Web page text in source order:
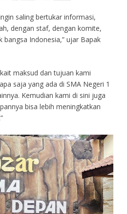
saling bertukar informasi,
dengan staf, dengan komite,
Indonesia,” ujar Bapak
maksud dan tujuan kami
saja yang ada di SMA Negeri 1
Kemudian kami di sini juga
bisa lebih meningkatkan